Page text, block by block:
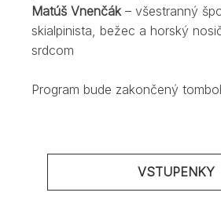
Matúš Vnenčák– všestranný
skialpinista, bežec a horský
srdcom
Program bude zakončený
VSTUPENKY